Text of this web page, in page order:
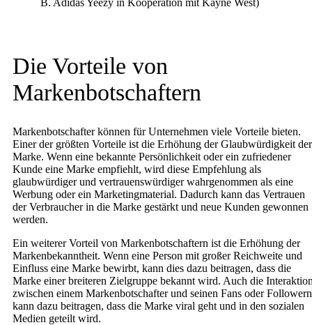
B. Adidas Yeezy in Kooperation mit Kayne West)
Die Vorteile von
Markenbotschaftern
Markenbotschafter können für Unternehmen viele Vorteile bieten.
Einer der größten Vorteile ist die Erhöhung der Glaubwürdigkeit der
Marke. Wenn eine bekannte Persönlichkeit oder ein zufriedener
Kunde eine Marke empfiehlt, wird diese Empfehlung als
glaubwürdiger und vertrauenswürdiger wahrgenommen als eine
Werbung oder ein Marketingmaterial. Dadurch kann das Vertrauen
der Verbraucher in die Marke gestärkt und neue Kunden gewonnen
werden.
Ein weiterer Vorteil von Markenbotschaftern ist die Erhöhung der
Markenbekanntheit. Wenn eine Person mit großer Reichweite und
Einfluss eine Marke bewirbt, kann dies dazu beitragen, dass die
Marke einer breiteren Zielgruppe bekannt wird. Auch die
zwischen einem Markenbotschafter und seinen Fans oder Followern
kann dazu beitragen, dass die Marke viral geht und in den sozialen
Medien geteilt wird.